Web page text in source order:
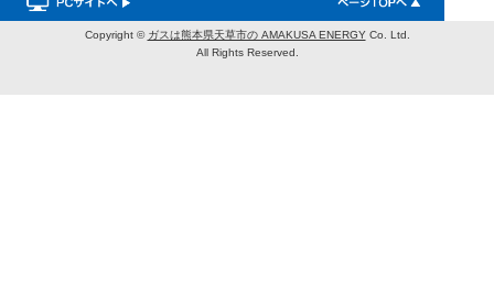
Copyright © ガスは熊本県天草市の AMAKUSA ENERGYCo. Ltd.
All Rights Reserved.